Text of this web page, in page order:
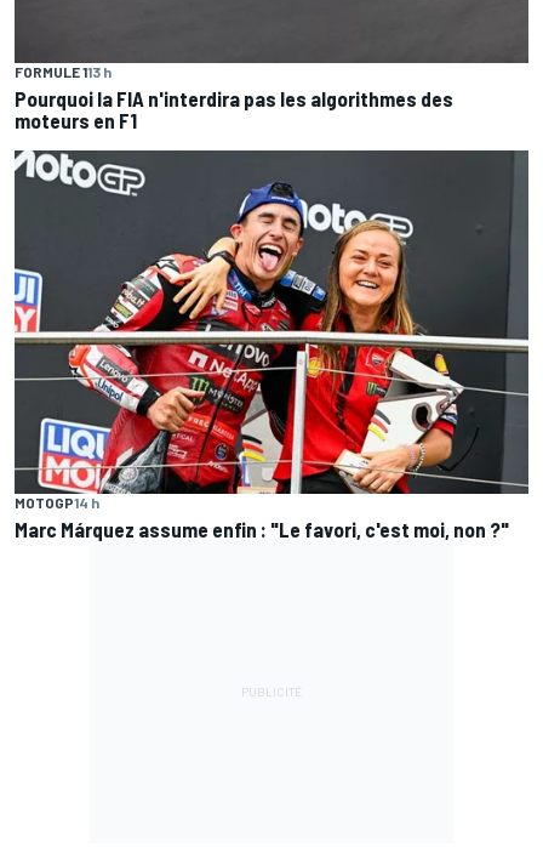
FORMULE 113 h
Pourquoi la FIA n'interdira pas les algorithmes des
moteurs en F1
MOTOGP14 h
Marc Márquez assume enfin : "Le favori, c'est moi, non ?"